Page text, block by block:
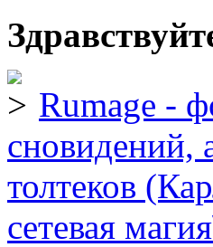
Rumage -
сновидений,
толтеков
сетевая